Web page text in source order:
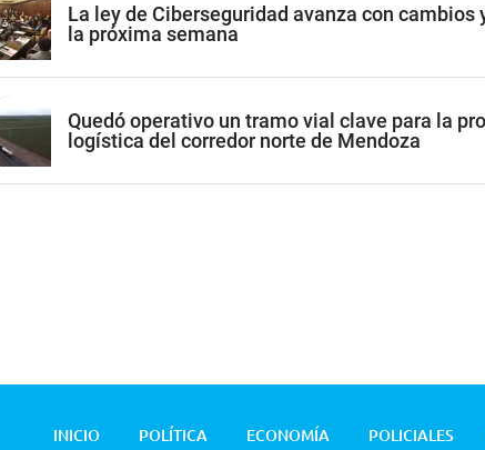
La ley de Ciberseguridad avanza con cambios
la próxima semana
Quedó operativo un tramo vial clave para la
logística del corredor norte de Mendoza
INICIO POLÍTICA ECONOMÍA POLICIALES